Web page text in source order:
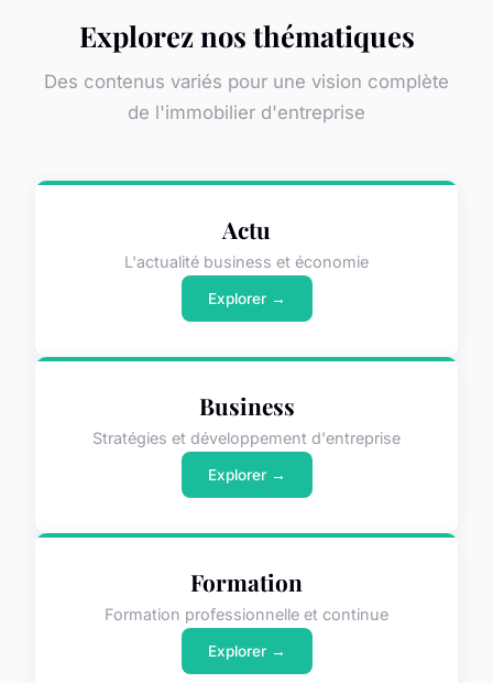
Explorez nos thématiques
Des contenus variés pour une vision complète
de l'immobilier d'entreprise
Actu
L'actualité business et économie
Explorer →
Business
Stratégies et développement d'entreprise
Explorer →
Formation
Formation professionnelle et continue
Explorer →